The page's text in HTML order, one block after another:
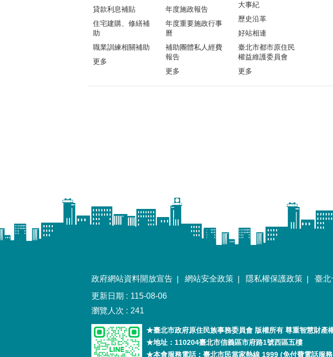
貸款利息補貼
住宅建購、修繕補
助
職業訓練相關補助
更多
年度施政報告
年度重要施政行事
曆
補助團體私人經費
報告
更多
大事紀
歷史沿革
好站相連
臺北市都市原住民
權益維護委員會
更多
政府網站資料開放宣告 網站安全政策 隱私權保護政策
臺北
更新日期
115-08-06
瀏覽人次
241
★臺北市政府原住民族事務委員會 版權所有 尊重智慧財產
★地址：110204臺北市信義區市府路1號西區五樓
★本會服務電話：臺北市民當家熱線 1999 (免付費電話服務